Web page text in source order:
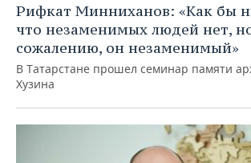
Рифкат Минниханов: «Как бы
что незаменимых людей нет,
сожалению, он незаменимый»
В Татарстане прошел семинар памяти
Хузина